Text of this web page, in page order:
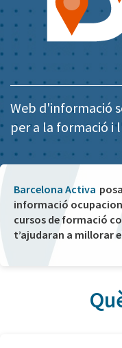
Web d'informació
per a la formació i
Barcelona Activa
informació
cursos de formació
t’ajudaran a millorar